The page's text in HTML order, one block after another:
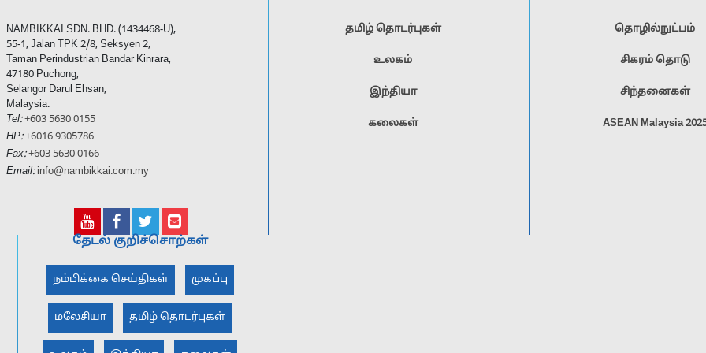
NAMBIKKAI SDN. BHD. (1434468-U),
55-1, Jalan TPK 2/8, Seksyen 2,
Taman Perindustrian Bandar Kinrara,
47180 Puchong,
Selangor Darul Ehsan,
Malaysia.
Tel:+603 5630 0155
HP:+6016 9305786
Fax:+603 5630 0166
Email: info@nambikkai.com.my
தமிழ் தொடர்புகள்
உலகம்
இந்தியா
கலைகள்
தொழில்நுட்பம்
சிகரம் தொடு
சிந்தனைகள்
ASEAN Malaysia
தேடல் குறிச்சொற்கள்
நம்பிக்கை செய்திகள் முகப்பு
மலேசியா தமிழ் தொடர்புகள்